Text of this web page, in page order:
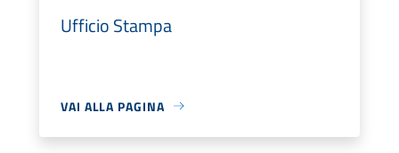
Ufficio Stampa
VAI ALLA PAGINA